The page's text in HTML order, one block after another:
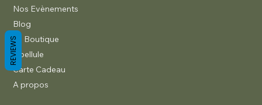
Nos Evènements
Blog
La Boutique
Libellule
Carte Cadeau
A propos
REVIEWS